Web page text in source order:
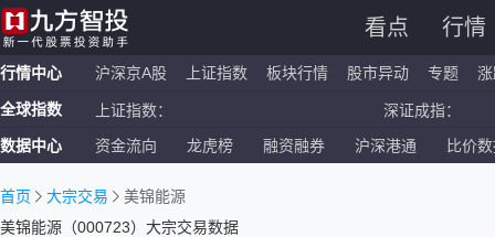
看点 行情
行情中心 沪深京A股 上证指数 板块行情 股市异动 专题
全球指数 上证指数： 深证成指：
恒生指数： 国企指数：
数据中心 资金流向 龙虎榜 融资融券 沪深港通 比价
首页 大宗交易
美锦能源
美锦能源 （000723）大宗交易数据